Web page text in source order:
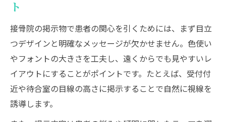
ト
接骨院の掲示物で患者の関心を引くためには、まず目立
つデザインと明確なメッセージが欠かせません。色使い
やフォントの大きさを工夫し、遠くからでも見やすいレ
イアウトにすることがポイントです。たとえば、受付付
近や待合室の目線の高さに掲示することで自然に視線を
誘導します。